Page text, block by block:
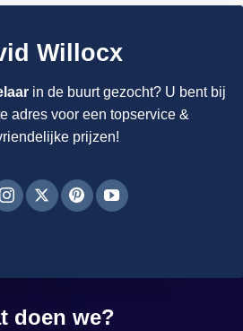
Willocx
in de buurt gezocht? U bent bij
adres voor een topservice &
prijzen!
doen we?